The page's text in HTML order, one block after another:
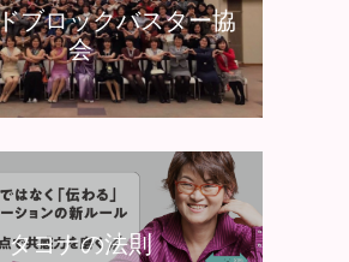
ブロックバスター協
会
タヨナの法則